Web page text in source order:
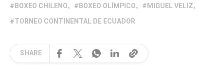
BOXEO CHILENO BOXEO OLÍMPICO
MIGUEL VELIZ
TORNEO CONTINENTAL DE ECUADOR
SHARE